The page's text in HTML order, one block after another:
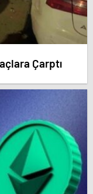
Çarptı